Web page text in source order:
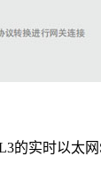
的实时以太网